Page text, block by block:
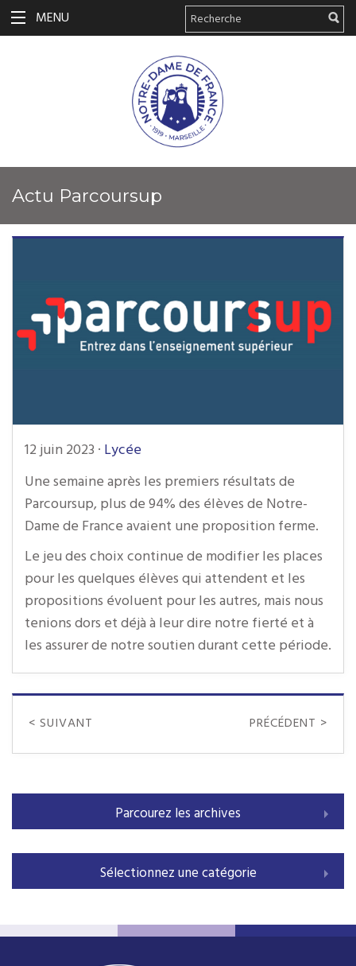
MENU
Actu Parcoursup
12 juin 2023 · Lycée
Une semaine après les premiers résultats de
Parcoursup, plus de 94% des élèves de Notre-
Dame de France avaient une proposition ferme.
Le jeu des choix continue de modifier les places
pour les quelques élèves qui attendent et les
propositions évoluent pour les autres, mais nous
tenions dors et déjà à leur dire notre fierté et à
les assurer de notre soutien durant cette période.
< SUIVANT PRÉCÉDENT >
Parcourez les archives
Sélectionnez une catégorie